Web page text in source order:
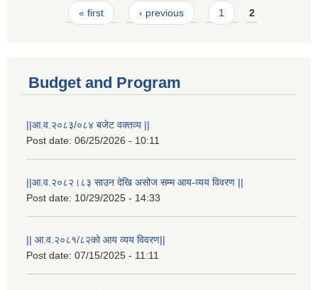
Pages« first ‹ previous 1 2
Budget and Program
||आ.व.२०८३/०८४ बजेट वक्तव्य ||
Post date: 06/25/2026 - 10:11
||आ.व.२०८२।८३ साउन देखि असोज सम्म आय-व्यय विवरण ||
Post date: 10/29/2025 - 14:33
|| आ.व.२०८१/८२को आय व्यय विवरण||
Post date: 07/15/2025 - 11:11